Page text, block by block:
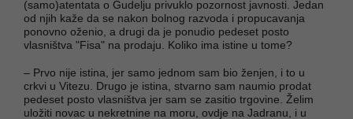
(samo)atentata o Gudelju privuklo pozornost javnosti. Jedan
od njih kaže da se nakon bolnog razvoda i propucavanja
ponovno oženio, a drugi da je ponudio pedeset posto
vlasništva "Fisa" na prodaju. Koliko ima istine u tome?
– Prvo nije istina, jer samo jednom sam bio ženjen, i to u
crkvi u Vitezu. Drugo je istina, stvarno sam naumio prodat
pedeset posto vlasništva jer sam se zasitio trgovine. Želim
uložiti novac u nekretnine na moru, ovdje na Jadranu, i u